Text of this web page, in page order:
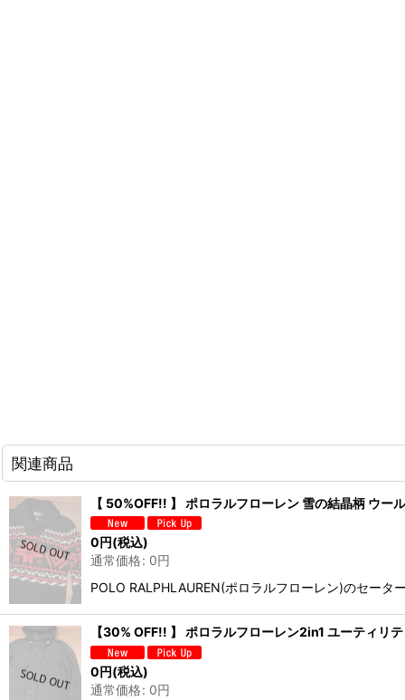
関連商品
【 50%OFF!! 】 ポロラルフローレン 雪の結晶柄 ウ
0円(税込)
通常価格: 0円
POLO RALPHLAUREN(ポロラルフローレン)のセー
【30% OFF!! 】 ポロラルフローレン2in1 ユーティリ
0円(税込)
通常価格: 0円